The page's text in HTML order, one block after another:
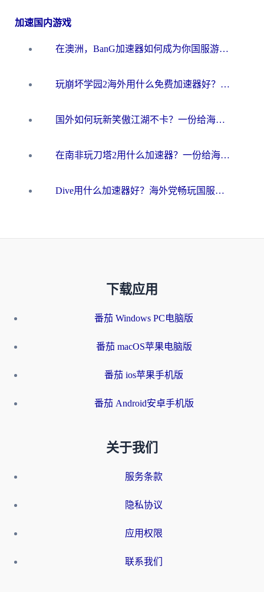
加速国内游戏
在澳洲，BanG加速器如何成为你国服游戏的“时光机”？
玩崩坏学园2海外用什么免费加速器好？2026海外党亲测国服游戏加速指南
国外如何玩新笑傲江湖不卡？一份给海外游子的终极网络指南
在南非玩刀塔2用什么加速器？一份给海外游子的终极生存指南
Dive用什么加速器好？海外党畅玩国服游戏的终极避坑指南
下载应用
番茄 Windows PC电脑版
番茄 macOS苹果电脑版
番茄 ios苹果手机版
番茄 Android安卓手机版
关于我们
服务条款
隐私协议
应用权限
联系我们